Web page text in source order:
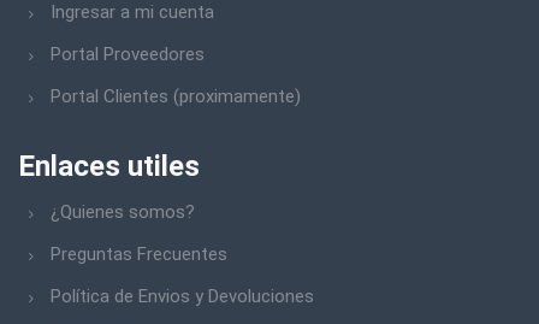
TRUPER
CATERPILLAR
KLINGSTPOR
WEMBLEY READY TO WORK
CRAFTMAN
ACQUASYSTEM
ARCO MAQUINARIAS
Ingresar a mi cuenta
Portal Proveedores
Portal Clientes (proximamente)
Enlaces utiles
¿Quienes somos?
Preguntas Frecuentes
Política de Envios y Devoluciones